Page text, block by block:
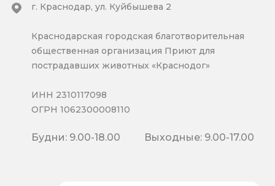
г. Краснодар, ул. Куйбышева 2
Краснодарская городская благотворительная
общественная организация Приют для
пострадавших животных «Краснодог»
ИНН 2310117098
ОГРН 1062300008110
Будни: 9.00-18.00 Выходные: 9.00-17.00